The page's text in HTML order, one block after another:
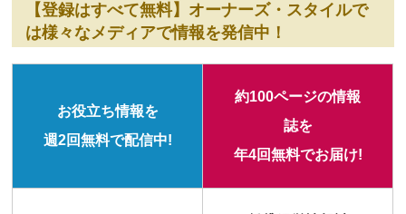
【登録はすべて無料】オーナーズ・スタイルで
は様々なメディアで情報を発信中！
お役立ち情報を
週2回無料で配信中!
約100ページの情報
誌を
年4回無料でお届け!